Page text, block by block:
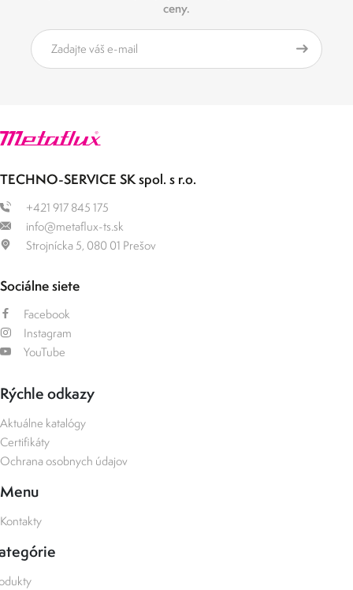
ceny.
TECHNO-SERVICE SK spol. s r.o.
+421 917 845 175
info@metaflux-ts.sk
Strojnícka 5, 080 01 Prešov
Sociálne siete
Facebook
Instagram
YouTube
Rýchle odkazy
Aktuálne katalógy
Certifikáty
Ochrana osobnych údajov
Menu
Kontakty